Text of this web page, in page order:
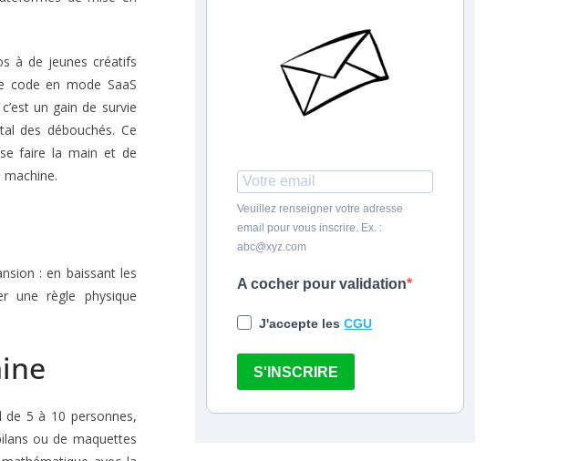
à de jeunes créatifs
en mode SaaS
un gain de survie
des débouchés. Ce
faire la main et de
machine.
: en baissant les
une règle physique
de 5 à 10 personnes,
ou de maquettes
Veuillez renseigner votre adresse
email pour vous inscrire. Ex. :
abc@xyz.com
A cocher pour validation
J'accepte lesCGU
S'INSCRIRE